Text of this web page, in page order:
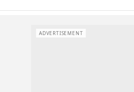
ADVERTISEMENT